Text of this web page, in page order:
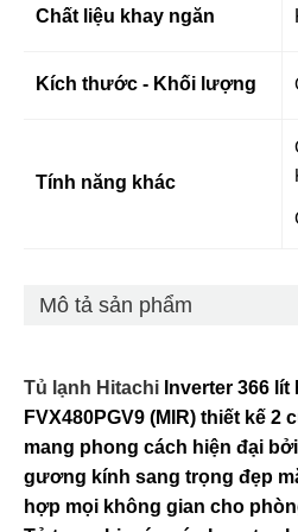
Chất liệu khay ngăn
Kích thước - Khối lượng
Tính năng khác
Mô tả sản phẩm
Tủ lạnh Hitachi Inverter 366 lít
FVX480PGV9 (MIR) thiết kế 2
mang phong cách hiện đại
gương kính sang trọng đẹp
hợp mọi không gian cho